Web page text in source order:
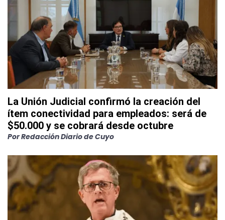
La Unión Judicial confirmó la creación del
ítem conectividad para empleados: será de
$50.000 y se cobrará desde octubre
PorRedacción Diario de Cuyo